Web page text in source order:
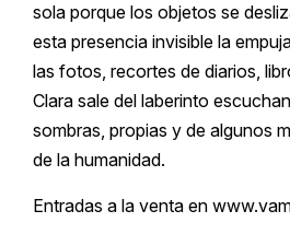
sola porque los objetos se
esta presencia invisible la
las fotos, recortes de diarios,
Clara sale del laberinto
sombras, propias y de algunos
de la humanidad.
Entradas a la venta en